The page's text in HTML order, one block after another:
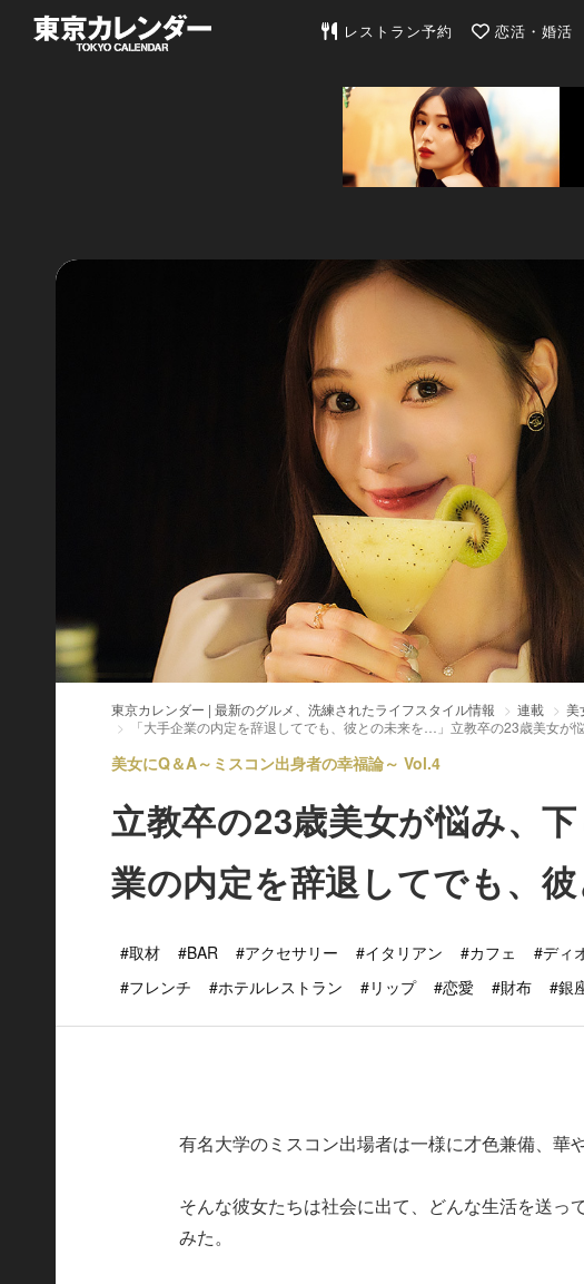
東京カレンダー | 最新のグルメ、
レストラン予約 恋活・婚活
東京カレンダー | 最新のグルメ、洗練されたライフスタイル情報 連載
美
「大手企業の内定を辞退してでも、彼との未来を…」立教卒の23歳美女が
美女にQ＆A～ミスコン出身者の幸福論～ Vol.4
立教卒の23歳美女が悩み、
業の内定を辞退してでも、
#取材 #BAR #アクセサリー #イタリアン #カフェ #ディ
#フレンチ
#ホテルレストラン #リップ #恋愛 #財布 #銀
有名大学のミスコン出場者は一様に才色兼備、華
そんな彼女たちは社会に出て、どんな生活を送っ
みた。